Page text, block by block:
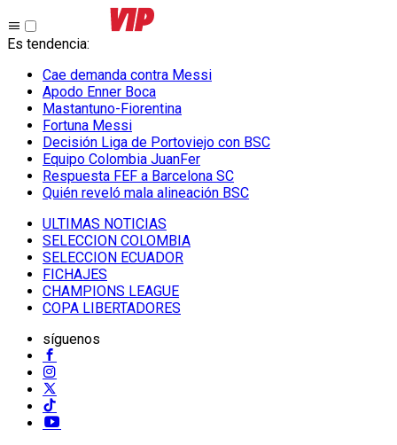
Es tendencia:
Cae demanda contra Messi
Apodo Enner Boca
Mastantuno-Fiorentina
Fortuna Messi
Decisión Liga de Portoviejo con BSC
Equipo Colombia JuanFer
Respuesta FEF a Barcelona SC
Quién reveló mala alineación BSC
ULTIMAS NOTICIAS
SELECCION COLOMBIA
SELECCION ECUADOR
FICHAJES
CHAMPIONS LEAGUE
COPA LIBERTADORES
síguenos